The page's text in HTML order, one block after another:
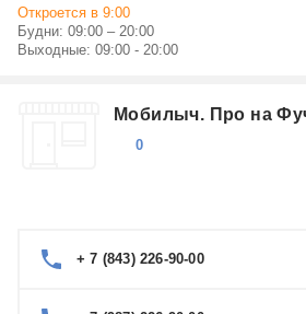
Откроется в 9:00
Будни: 09:00 – 20:00
Выходные: 09:00 - 20:00
Мобилыч. Про на
0
+ 7 (843) 226-90-00